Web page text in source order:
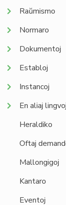
Raŭmismo
Normaro
Dokumentoj
Establoj
Instancoj
En aliaj lingvoj
Heraldiko
Oftaj
Mallongigoj
Kantaro
Eventoj